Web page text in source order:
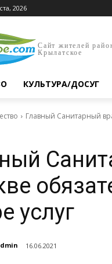
2026
Сайт жителей
Крылатское
КУЛЬТУРА/ДОСУГ
Главный Санитарный
услуг
16.06.2021